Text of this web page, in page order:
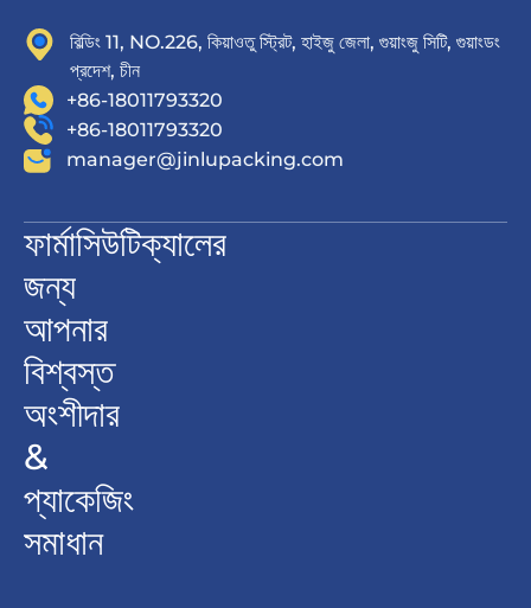
বিল্ডিং 11, NO.226, কিয়াওতু স্ট্রিট, হাইজু জেলা, গুয়াংজু সিটি, গুয়াংডং
প্রদেশ, চীন
+86-18011793320
+86-18011793320
manager@jinlupacking.com
ফার্মাসিউটিক্যালের
জন্য
আপনার
বিশ্বস্ত
অংশীদার
&
প্যাকেজিং
সমাধান